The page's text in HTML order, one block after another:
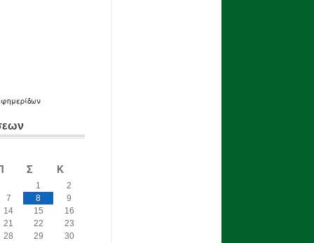
Σ Κ
1
2
7
8
9
14
15
16
21
22
23
28
29 30